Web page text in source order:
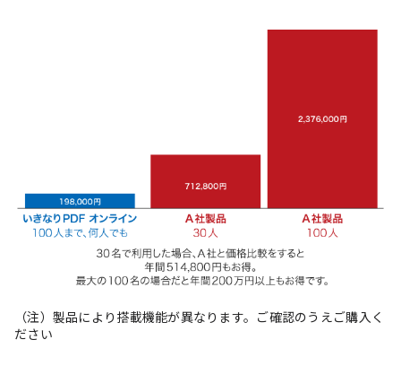
（注）製品により搭載機能が異なります。ご確認のうえご購入く
ださい